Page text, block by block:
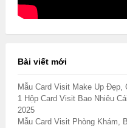
Bài viết mới
Mẫu Card Visit Make Up Đẹp,
1 Hộp Card Visit Bao Nhiêu
2025
Mẫu Card Visit Phòng Khám,